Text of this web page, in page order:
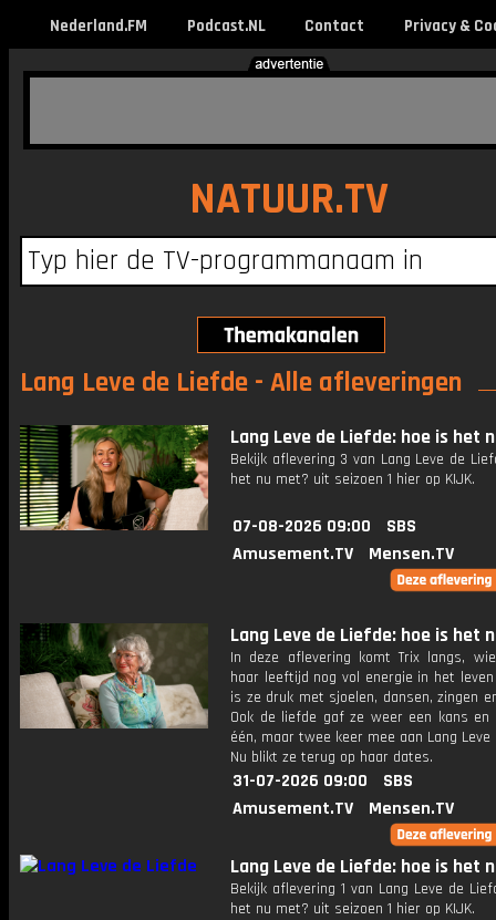
Nederland.FM Podcast.NL Contact Privacy &
NATUUR.TV
Lang Leve de Liefde - Alle afleveringen
Lang Leve de Liefde: hoe is het
Bekijk aflevering 3 van Lang Leve de
het nu met? uit seizoen 1 hier op KIJK.
07-08-2026 09:00
SBS
Amusement.TV
Mensen.TV
Lang Leve de Liefde: hoe is het
In deze aflevering komt Trix langs,
haar leeftijd nog vol energie in het
is ze druk met sjoelen, dansen, zingen
Ook de liefde gaf ze weer een kans en
één, maar twee keer mee aan Lang Leve
Nu blikt ze terug op haar dates.
31-07-2026 09:00
SBS
Amusement.TV
Mensen.TV
Lang Leve de Liefde: hoe is het
Bekijk aflevering 1 van Lang Leve de
het nu met? uit seizoen 1 hier op KIJK.